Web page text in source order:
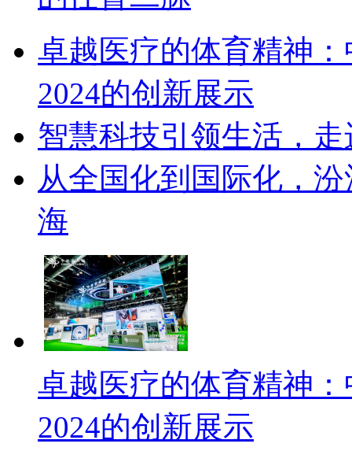
卓越医疗的体育精神：
2024的创新展示
智慧科技引领生活，
从全国化到国际化，
海
卓越医疗的体育精神：
2024的创新展示